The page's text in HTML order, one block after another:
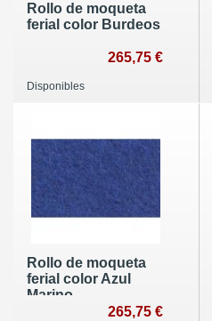
Rollo de moqueta
ferial color Burdeos
265,75 €
Disponibles
Rollo de moqueta
ferial color Azul
Marino
265,75 €